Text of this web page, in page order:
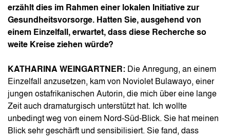
erzählt dies im Rahmen einer lokalen Initiative zur
Gesundheitsvorsorge. Hatten Sie, ausgehend von
einem Einzelfall, erwartet, dass diese Recherche so
weite Kreise ziehen würde?
KATHARINA WEINGARTNER: Die Anregung, an einem
Einzelfall anzusetzen, kam von Noviolet Bulawayo, einer
jungen ostafrikanischen Autorin, die mich über eine lange
Zeit auch dramaturgisch unterstützt hat. Ich wollte
unbedingt weg von einem Nord-Süd-Blick. Sie hat meinen
Blick sehr geschärft und sensibilisiert. Sie fand, dass